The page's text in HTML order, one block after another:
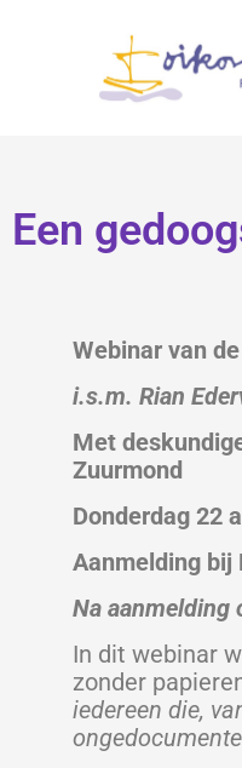
Een
Webinar van
i.s.m. Rian
Met
Zuurmond
Donderdag 22
Aanmelding bij
Na aanmelding
In dit webinar
zonder
iedereen die,